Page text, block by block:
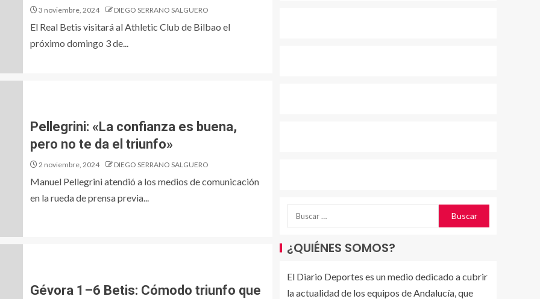
3 noviembre, 2024 DIEGO SERRANO SALGUERO
El Real Betis visitará al Athletic Club de Bilbao el
próximo domingo 3 de...
Pellegrini: «La confianza es buena,
pero no te da el triunfo»
2 noviembre, 2024 DIEGO SERRANO SALGUERO
Manuel Pellegrini atendió a los medios de comunicación
en la rueda de prensa previa...
Gévora 1–6 Betis: Cómodo triunfo que
¿QUIÉNES SOMOS?
El Diario Deportes es un medio dedicado a cubrir
la actualidad de los equipos de Andalucía, que